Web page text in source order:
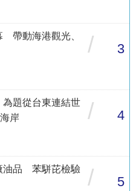
帶動海港觀光、
/ 3
為題從台東連結世
岸
/ 4
油品 苯駢芘檢驗
/ 5